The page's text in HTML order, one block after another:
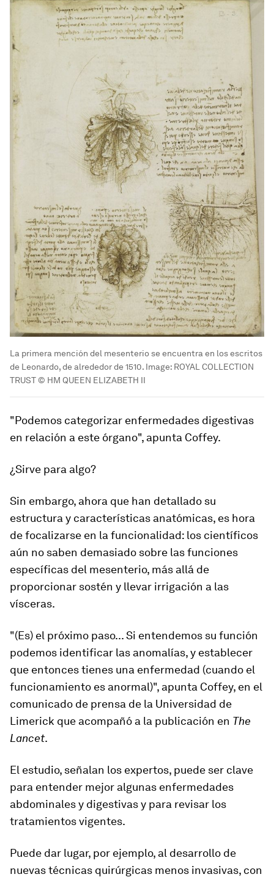
La primera mención del mesenterio se encuentra en los escritos
de Leonardo, de alrededor de 1510. Image: ROYAL COLLECTION
TRUST © HM QUEEN ELIZABETH II
"Podemos categorizar enfermedades digestivas
en relación a este órgano", apunta Coffey.
¿Sirve para algo?
Sin embargo, ahora que han detallado su
estructura y características anatómicas, es hora
de focalizarse en la funcionalidad: los científicos
aún no saben demasiado sobre las funciones
específicas del mesenterio, más allá de
proporcionar sostén y llevar irrigación a las
vísceras.
"(Es) el próximo paso...Si entendemos su función
podemos identificar las anomalías, y establecer
que entonces tienes una enfermedad (cuando el
funcionamiento es anormal)", apunta Coffey, en el
comunicado de prensa de la Universidad de
Limerick que acompañó a la publicación en The
Lancet.
El estudio, señalan los expertos, puede ser clave
para entender mejor algunas enfermedades
abdominales y digestivasy para revisar los
tratamientos vigentes.
Puede dar lugar, por ejemplo, al desarrollo de
nuevas técnicas quirúrgicas menos invasivas, con